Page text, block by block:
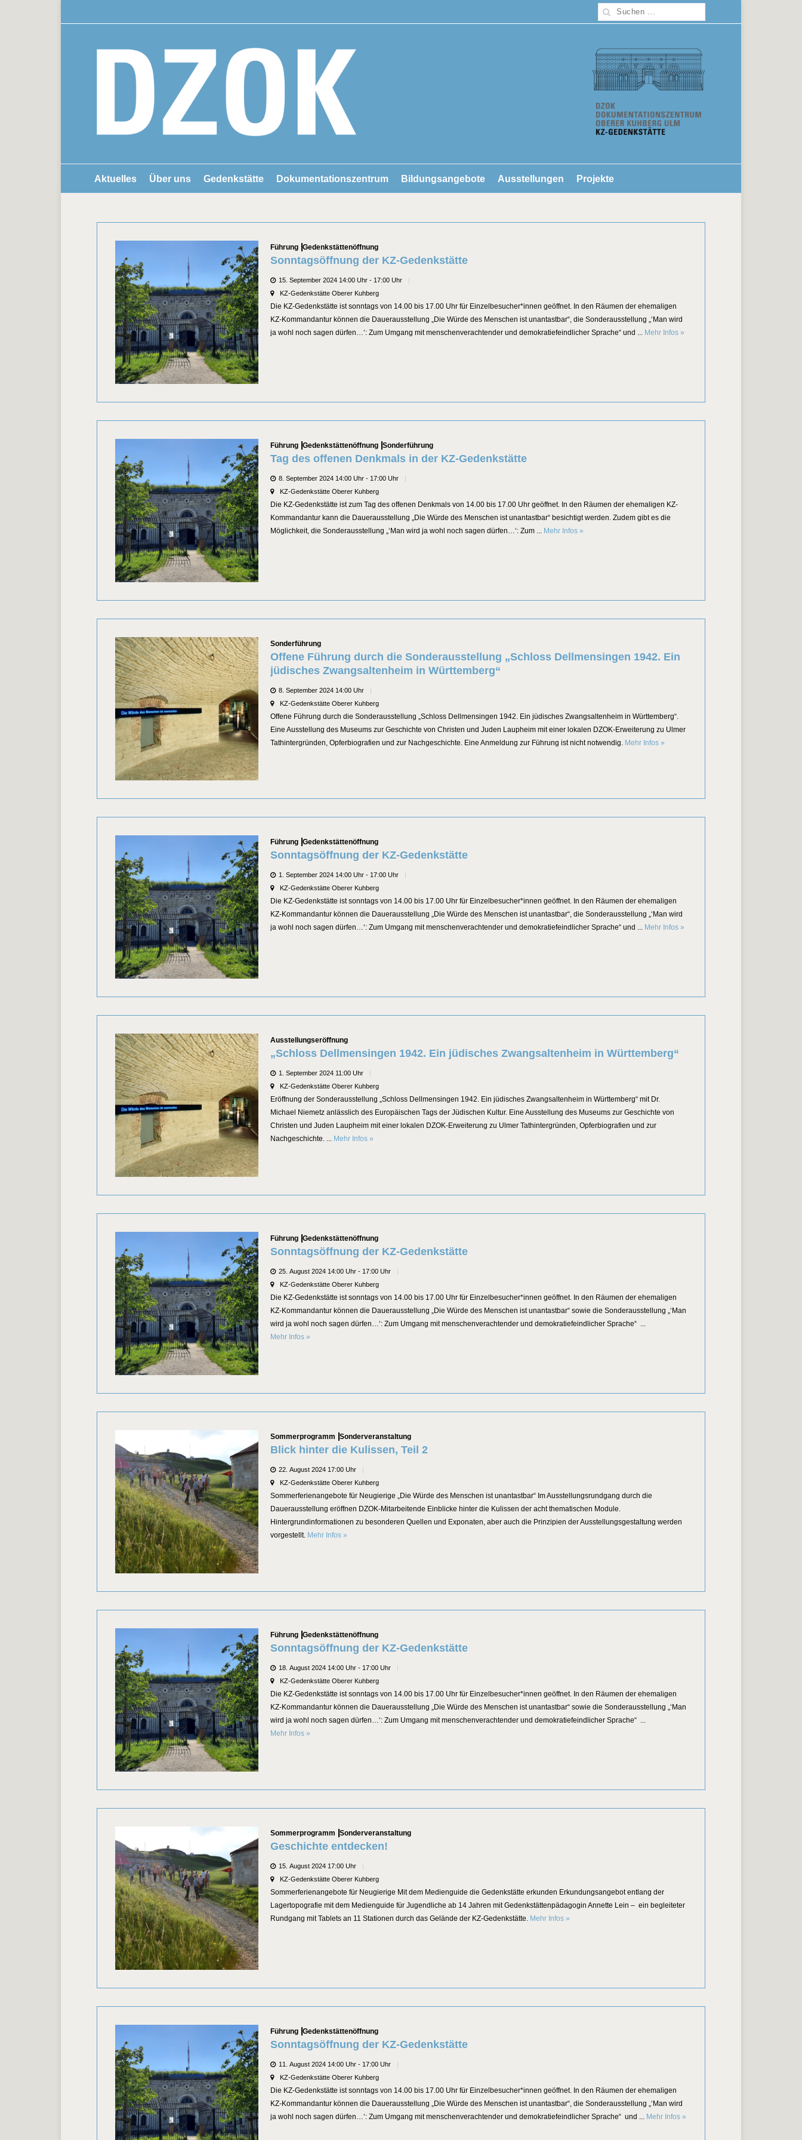
Aktuelles Über uns Gedenkstätte Dokumentationszentrum Bildungsangebote Ausstellungen Projekte
Categories
Führung Gedenkstättenöffnung
Sonntagsöffnung der KZ-Gedenkstätte
Datum
15. September 2024 14:00 Uhr - 17:00 Uhr
Veranstaltungsort
KZ-Gedenkstätte Oberer Kuhberg
Die KZ-Gedenkstätte ist sonntags von 14.00 bis 17.00 Uhr für Einzelbesucher*innen geöffnet. In den Räumen der ehemaligen
KZ-Kommandantur können die Dauerausstellung „Die Würde des Menschen ist unantastbar“, die Sonderausstellung „‘Man wird
ja wohl noch sagen dürfen…‘: Zum Umgang mit menschenverachtender und demokratiefeindlicher Sprache“ und ... Mehr Infos Sonntagsöffnung der KZ-
»
Categories
Führung Gedenkstättenöffnung Sonderführung
Tag des offenen Denkmals in der KZ-Gedenkstätte
Datum
8. September 2024 14:00 Uhr - 17:00 Uhr
Veranstaltungsort
KZ-Gedenkstätte Oberer Kuhberg
Die KZ-Gedenkstätte ist zum Tag des offenen Denkmals von 14.00 bis 17.00 Uhr geöffnet. In den Räumen der ehemaligen KZ-
Kommandantur kann die Dauerausstellung „Die Würde des Menschen ist unantastbar“ besichtigt werden. Zudem gibt es die
Möglichkeit, die Sonderausstellung „‘Man wird ja wohl noch sagen dürfen…‘: Zum ... Mehr Infos Tag des offenen Denkmals in der KZ-Gedenkstätte
»
Categories
Sonderführung
Offene Führung durch die Sonderausstellung „Schloss Dellmensingen 1942. Ein
jüdisches Zwangsaltenheim in Württemberg“
Datum
8. September 2024 14:00 Uhr
Veranstaltungsort
KZ-Gedenkstätte Oberer Kuhberg
Offene Führung durch die Sonderausstellung „Schloss Dellmensingen 1942. Ein jüdisches Zwangsaltenheim in Württemberg“.
Eine Ausstellung des Museums zur Geschichte von Christen und Juden Laupheim mit einer lokalen DZOK-Erweiterung zu Ulmer
Tathintergründen, Opferbiografien und zur Nachgeschichte. Eine Anmeldung zur Führung ist nicht notwendig. Mehr Infos Offene Führung durch die
»
Categories
Führung Gedenkstättenöffnung
Sonntagsöffnung der KZ-Gedenkstätte
Datum
1. September 2024 14:00 Uhr - 17:00 Uhr
Veranstaltungsort
KZ-Gedenkstätte Oberer Kuhberg
Die KZ-Gedenkstätte ist sonntags von 14.00 bis 17.00 Uhr für Einzelbesucher*innen geöffnet. In den Räumen der ehemaligen
KZ-Kommandantur können die Dauerausstellung „Die Würde des Menschen ist unantastbar“, die Sonderausstellung „‘Man wird
ja wohl noch sagen dürfen…‘: Zum Umgang mit menschenverachtender und demokratiefeindlicher Sprache“ und ... Mehr Infos Sonntagsöffnung der KZ-
»
Categories
Ausstellungseröffnung
„Schloss Dellmensingen 1942. Ein jüdisches Zwangsaltenheim in Württemberg“
Datum
1. September 2024 11:00 Uhr
Veranstaltungsort
KZ-Gedenkstätte Oberer Kuhberg
Eröffnung der Sonderausstellung „Schloss Dellmensingen 1942. Ein jüdisches Zwangsaltenheim in Württemberg“ mit Dr.
Michael Niemetz anlässlich des Europäischen Tags der Jüdischen Kultur. Eine Ausstellung des Museums zur Geschichte von
Christen und Juden Laupheim mit einer lokalen DZOK-Erweiterung zu Ulmer Tathintergründen, Opferbiografien und zur
Nachgeschichte. ... Mehr Infos „Schloss Dellmensingen 1942. Ein jüdisches Zwangsaltenheim in Württemberg“
»
Categories
Führung Gedenkstättenöffnung
Sonntagsöffnung der KZ-Gedenkstätte
Datum
25. August 2024 14:00 Uhr - 17:00 Uhr
Veranstaltungsort
KZ-Gedenkstätte Oberer Kuhberg
Die KZ-Gedenkstätte ist sonntags von 14.00 bis 17.00 Uhr für Einzelbesucher*innen geöffnet. In den Räumen der ehemaligen
KZ-Kommandantur können die Dauerausstellung „Die Würde des Menschen ist unantastbar“ sowie die Sonderausstellung „‘Man
wird ja wohl noch sagen dürfen…‘: Zum Umgang mit menschenverachtender und demokratiefeindlicher Sprache“ ...
Mehr Infos Sonntagsöffnung der KZ-Gedenkstätte
»
Categories
Sommerprogramm Sonderveranstaltung
Blick hinter die Kulissen, Teil 2
Datum
22. August 2024 17:00 Uhr
Veranstaltungsort
KZ-Gedenkstätte Oberer Kuhberg
Sommerferienangebote für Neugierige „Die Würde des Menschen ist unantastbar“ Im Ausstellungsrundgang durch die
Dauerausstellung eröffnen DZOK-Mitarbeitende Einblicke hinter die Kulissen der acht thematischen Module.
Hintergrundinformationen zu besonderen Quellen und Exponaten, aber auch die Prinzipien der Ausstellungsgestaltung werden
vorgestellt. Mehr Infos Blick hinter die Kulissen, Teil 2
»
Categories
Führung Gedenkstättenöffnung
Sonntagsöffnung der KZ-Gedenkstätte
Datum
18. August 2024 14:00 Uhr - 17:00 Uhr
Veranstaltungsort
KZ-Gedenkstätte Oberer Kuhberg
Die KZ-Gedenkstätte ist sonntags von 14.00 bis 17.00 Uhr für Einzelbesucher*innen geöffnet. In den Räumen der ehemaligen
KZ-Kommandantur können die Dauerausstellung „Die Würde des Menschen ist unantastbar“ sowie die Sonderausstellung „‘Man
wird ja wohl noch sagen dürfen…‘: Zum Umgang mit menschenverachtender und demokratiefeindlicher Sprache“ ...
Mehr Infos Sonntagsöffnung der KZ-Gedenkstätte
»
Categories
Sommerprogramm Sonderveranstaltung
Geschichte entdecken!
Datum
15. August 2024 17:00 Uhr
Veranstaltungsort
KZ-Gedenkstätte Oberer Kuhberg
Sommerferienangebote für Neugierige Mit dem Medienguide die Gedenkstätte erkunden Erkundungsangebot entlang der
Lagertopografie mit dem Medienguide für Jugendliche ab 14 Jahren mit Gedenkstättenpädagogin Annette Lein – ein begleiteter
Rundgang mit Tablets an 11 Stationen durch das Gelände der KZ-Gedenkstätte. Mehr Infos Geschichte entdecken!
»
Categories
Führung Gedenkstättenöffnung
Sonntagsöffnung der KZ-Gedenkstätte
Datum
11. August 2024 14:00 Uhr - 17:00 Uhr
Veranstaltungsort
KZ-Gedenkstätte Oberer Kuhberg
Die KZ-Gedenkstätte ist sonntags von 14.00 bis 17.00 Uhr für Einzelbesucher*innen geöffnet. In den Räumen der ehemaligen
KZ-Kommandantur können die Dauerausstellung „Die Würde des Menschen ist unantastbar“, die Sonderausstellung „‘Man wird
ja wohl noch sagen dürfen…‘: Zum Umgang mit menschenverachtender und demokratiefeindlicher Sprache“ und ... Mehr Infos Sonntagsöffnung der KZ-
»